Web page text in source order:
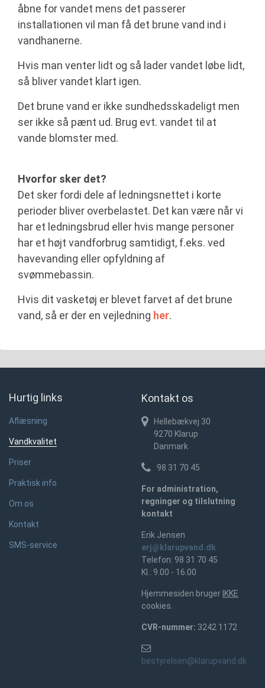
åbne for vandet mens det passerer
installationen vil man få det brune vand ind i
vandhanerne.
Hvis man venter lidt og så lader vandet løbe lidt,
så bliver vandet klart igen.
Det brune vand er ikke sundhedsskadeligt men
ser ikke så pænt ud. Brug evt. vandet til at
vande blomster med.
Hvorfor sker det?
Det sker fordi dele af ledningsnettet i korte
perioder bliver overbelastet. Det kan være når vi
har et ledningsbrud eller hvis mange personer
har et højt vandforbrug samtidigt, f.eks. ved
havevanding eller opfyldning af
svømmebassin.
Hvis dit vasketøj er blevet farvet af det brune
vand, så er der en vejledning her.
Hurtig links
Aflæsning
Vandkvalitet
Priser
Praktisk info
Om os
Kontakt
SMS-service
Kontakt os
Hellebækvej 30
9270 Klarup
Danmark
98 31 70 45
For administration,
regninger og tilslutning
kontakt
Erik Jensen
erj@klarupvand.dk
Telefon: 98 31 70 45
Kl.: 9.00 - 16.00
Hjemmesiden bruger IKKE
cookies.
CVR-nummer: 3242 1172
bestyrelsen@klarupvand.dk